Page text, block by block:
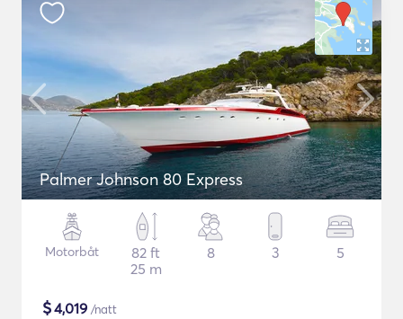
Palmer Johnson 80 Express
Motorbåt
82 ft
25 m
8 3 5
$4,019 /natt